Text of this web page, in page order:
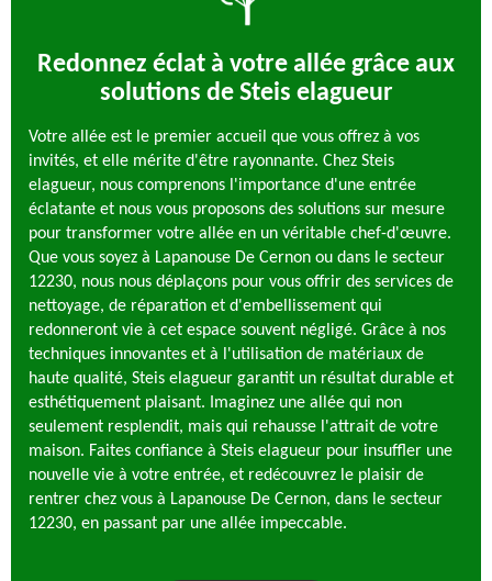
Redonnez éclat à votre allée grâce aux
solutions de Steis elagueur
Votre allée est le premier accueil que vous offrez à vos
invités, et elle mérite d'être rayonnante. Chez Steis
elagueur, nous comprenons l'importance d'une entrée
éclatante et nous vous proposons des solutions sur mesure
pour transformer votre allée en un véritable chef-d'œuvre.
Que vous soyez à Lapanouse De Cernon ou dans le secteur
12230, nous nous déplaçons pour vous offrir des services de
nettoyage, de réparation et d'embellissement qui
redonneront vie à cet espace souvent négligé. Grâce à nos
techniques innovantes et à l'utilisation de matériaux de
haute qualité, Steis elagueur garantit un résultat durable et
esthétiquement plaisant. Imaginez une allée qui non
seulement resplendit, mais qui rehausse l'attrait de votre
maison. Faites confiance à Steis elagueur pour insuffler une
nouvelle vie à votre entrée, et redécouvrez le plaisir de
rentrer chez vous à Lapanouse De Cernon, dans le secteur
12230, en passant par une allée impeccable.